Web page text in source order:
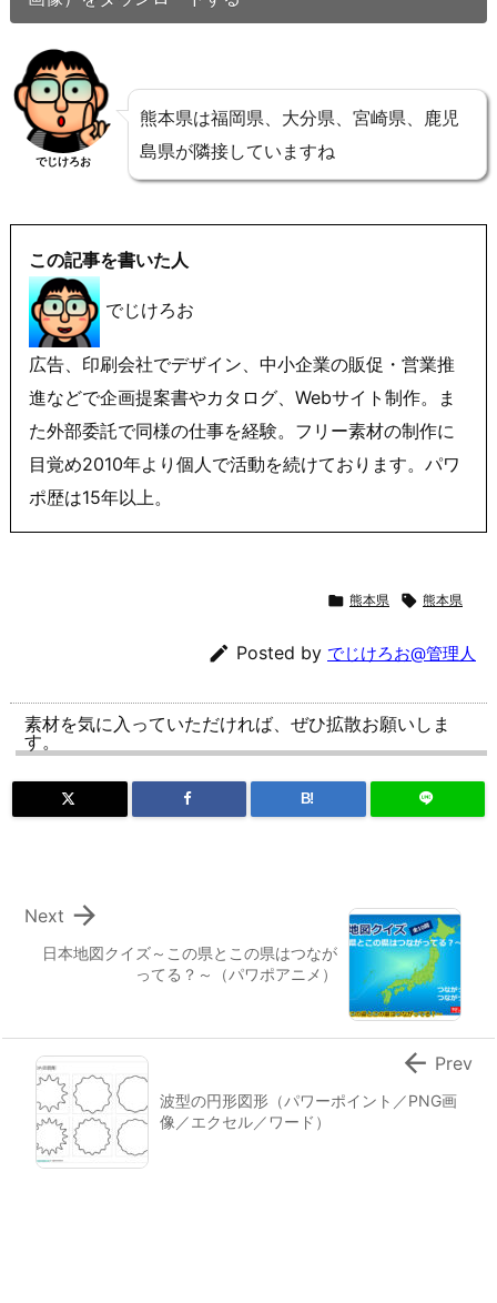
でじけろお
熊本県は福岡県、大分県、宮崎県、鹿児
島県が隣接していますね
この記事を書いた人
でじけろお
広告、印刷会社でデザイン、中小企業の販促・営業推
進などで企画提案書やカタログ、Webサイト制作。ま
た外部委託で同様の仕事を経験。フリー素材の制作に
目覚め2010年より個人で活動を続けております。パワ
ポ歴は15年以上。
 熊本県  熊本県
 Posted by でじけろお@管理人
素材を気に入っていただければ、ぜひ拡散お願いしま
す。
B!
日本地図クイズ～この県とこの県はつなが
ってる？～（パワポアニメ）

Next
波型の円形図形（パワーポイント／PNG画
像／エクセル／ワード）
 Prev